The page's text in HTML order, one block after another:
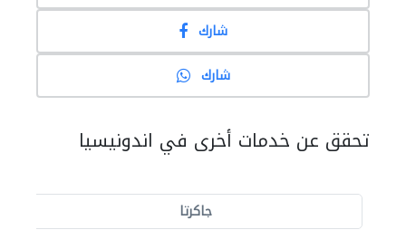
شارك
شارك
تحقق عن خدمات أخرى في اندونيسيا
جاكرتا